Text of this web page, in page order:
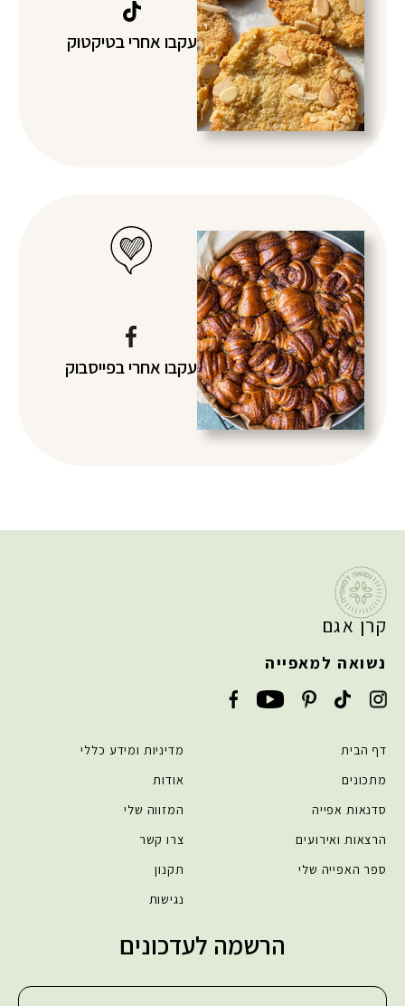
עקבו אחרי בטיקטוק
עקבו אחריבפייסבוק
קרן אגם
נשואה למאפייה
דף הבית
מתכונים
סדנאות אפייה
הרצאות ואירועים
ספר האפייה שלי
מדיניות ומידע כללי
אודות
המזווה שלי
צרו קשר
תקנון
נגישות
הרשמה לעדכונים